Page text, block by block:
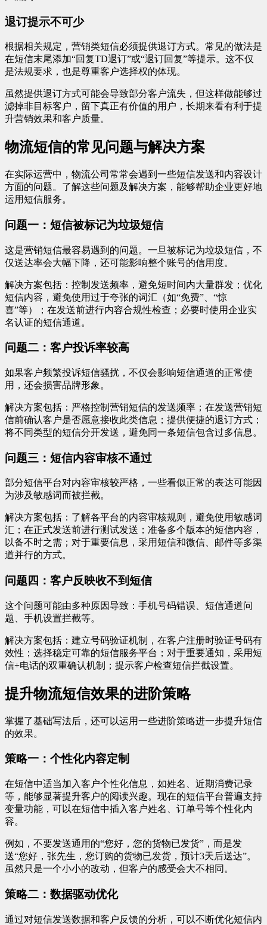
退订提示不可少
根据相关规定，营销类短信必须提供退订方式。常见的做法是
在短信末尾添加“回复TD退订”或“退订回复”等提示。这不仅
是法规要求，也是尊重客户选择权的体现。
虽然提供退订方式可能会导致部分客户流失，但这样做能够过
滤掉非目标客户，留下真正有价值的用户，长期来看有利于提
升营销效果和客户质量。
物流短信的常见问题与解决方案
在实际运营中，物流公司常常会遇到一些短信发送和内容设计
方面的问题。了解这些问题及解决方案，能够帮助企业更好地
运用短信服务。
问题一：短信被标记为垃圾短信
这是营销短信最容易遇到的问题。一旦被标记为垃圾短信，不
仅送达率会大幅下降，还可能影响整个账号的信用度。
解决方案包括：控制发送频率，避免短时间内大量群发；优化
短信内容，避免使用过于夸张的词汇（如“免费”、“惊
喜”等）；在发送前进行内容合规性检查；必要时使用企业实
名认证的短信通道。
问题二：客户投诉率较高
如果客户频繁投诉短信骚扰，不仅会影响短信通道的正常使
用，还会损害品牌形象。
解决方案包括：严格控制营销短信的发送频率；在发送营销短
信前确认客户是否愿意接收此类信息；提供便捷的退订方式；
将不同类型的短信分开发送，避免同一条短信包含过多信息。
问题三：短信内容审核不通过
部分短信平台对内容审核较严格，一些看似正常的表达可能因
为涉及敏感词而被拦截。
解决方案包括：了解各平台的内容审核规则，避免使用敏感词
汇；在正式发送前进行测试发送；准备多个版本的短信内容，
以备不时之需；对于重要信息，采用短信和微信、邮件等多渠
道并行的方式。
问题四：客户反映收不到短信
这个问题可能由多种原因导致：手机号码错误、短信通道问
题、手机设置拦截等。
解决方案包括：建立号码验证机制，在客户注册时验证号码有
效性；选择稳定可靠的短信服务平台；对于重要通知，采用短
信+电话的双重确认机制；提示客户检查短信拦截设置。
提升物流短信效果的进阶策略
掌握了基础写法后，还可以运用一些进阶策略进一步提升短信
的效果。
策略一：个性化内容定制
在短信中适当加入客户个性化信息，如姓名、近期消费记录
等，能够显著提升客户的阅读兴趣。现在的短信平台普遍支持
变量功能，可以在短信中插入客户姓名、订单号等个性化内
容。
例如，不要发送通用的“您好，您的货物已发货”，而是发
送“您好，张先生，您订购的货物已发货，预计3天后送达”。
虽然只是一个小小的改动，但客户的感受会大不相同。
策略二：数据驱动优化
通过对短信发送数据和客户反馈的分析，可以不断优化短信内